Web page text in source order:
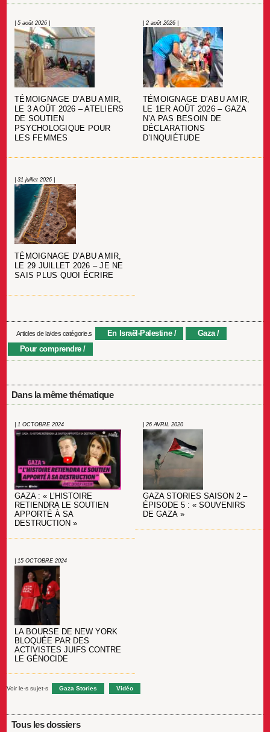
| 5 août 2026 |
TÉMOIGNAGE D’ABU AMIR,
LE 3 AOÛT 2026 – ATELIERS
DE SOUTIEN
PSYCHOLOGIQUE POUR
LES FEMMES
| 2 août 2026 |
TÉMOIGNAGE D’ABU AMIR,
LE 1ER AOÛT 2026 – GAZA
N’A PAS BESOIN DE
DÉCLARATIONS
D’INQUIÉTUDE
| 31 juillet 2026 |
TÉMOIGNAGE D’ABU AMIR,
LE 29 JUILLET 2026 – JE NE
SAIS PLUS QUOI ÉCRIRE
Articles de la/des catégorie.s En Israël-Palestine
Gaza
Pour comprendre
Dans la même thématique
| 1 OCTOBRE 2024
GAZA : « L’HISTOIRE
RETIENDRA LE SOUTIEN
APPORTÉ À SA
DESTRUCTION »
| 26 AVRIL 2020
GAZA STORIES SAISON 2 –
ÉPISODE 5 : « SOUVENIRS
DE GAZA »
| 15 OCTOBRE 2024
LA BOURSE DE NEW YORK
BLOQUÉE PAR DES
ACTIVISTES JUIFS CONTRE
LE GÉNOCIDE
Voir le-s sujet-s Gaza Stories Vidéo
Tous les dossiers